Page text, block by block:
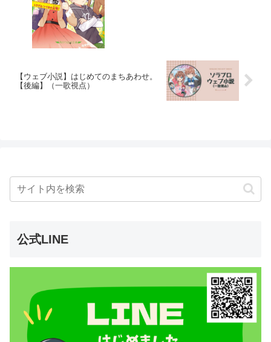
【ウェブ小説】はじめてのまちあわせ。
【後編】（一歌視点）
公式LINE